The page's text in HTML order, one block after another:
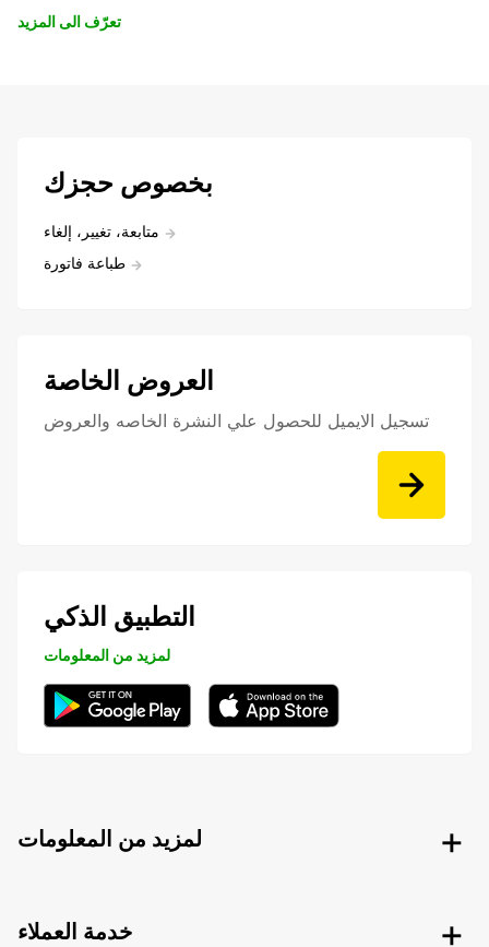
تعرّف الى المزيد
بخصوص حجزك
متابعة، تغيير، إلغاء
طباعة فاتورة
العروض الخاصة
تسجيل الايميل للحصول علي النشرة الخاصه والعروض
التطبيق الذكي
لمزيد من المعلومات
لمزيد من المعلومات
خدمة العملاء